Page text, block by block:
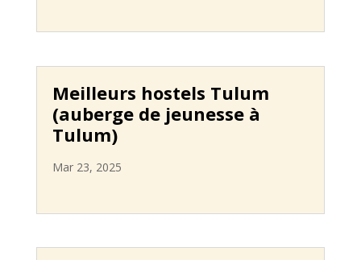
Meilleurs hostels Tulum
(auberge de jeunesse à
Tulum)
Mar 23, 2025